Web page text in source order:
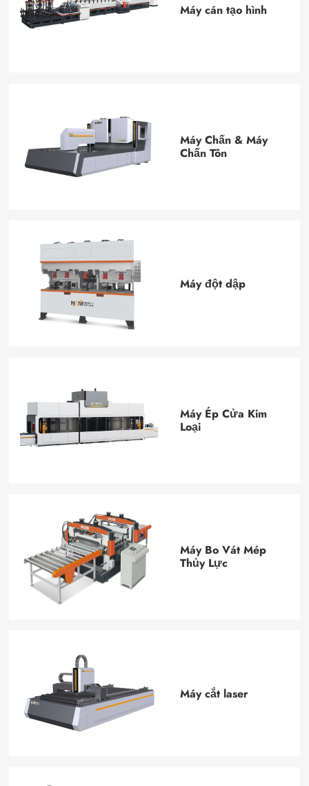
Máy cán tạo hình
Máy Chấn & Máy
Chấn Tôn
Máy đột dập
Máy Ép Cửa Kim
Loại
Máy Bo Vát Mép
Thủy Lực
Máy cắt laser